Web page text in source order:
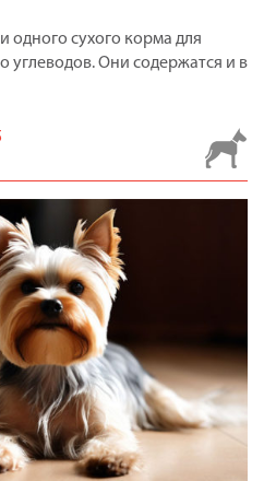
одного сухого корма для
углеводов. Они содержатся и в